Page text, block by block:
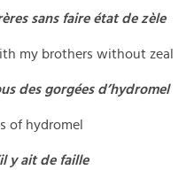
sans faire état de zèle
my brothers without zeal
des gorgées d’hydromel
of hydromel
y ait de faille